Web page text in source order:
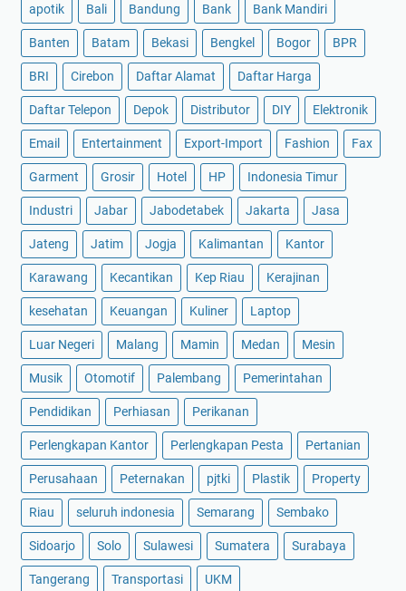
apotik Bali Bandung Bank Bank Mandiri
Banten Batam Bekasi Bengkel Bogor BPR
BRI Cirebon Daftar Alamat Daftar Harga
Daftar Telepon Depok Distributor DIY Elektronik
Email Entertainment Export-Import Fashion Fax
Garment Grosir Hotel HP Indonesia Timur
Industri Jabar Jabodetabek Jakarta Jasa
Jateng Jatim Jogja Kalimantan Kantor
Karawang Kecantikan Kep Riau Kerajinan
kesehatan Keuangan Kuliner Laptop
Luar Negeri Malang Mamin Medan Mesin
Musik Otomotif Palembang Pemerintahan
Pendidikan Perhiasan Perikanan
Perlengkapan Kantor Perlengkapan Pesta Pertanian
Perusahaan Peternakan pjtki Plastik Property
Riau seluruh indonesia Semarang Sembako
Sidoarjo Solo Sulawesi Sumatera Surabaya
Tangerang Transportasi UKM